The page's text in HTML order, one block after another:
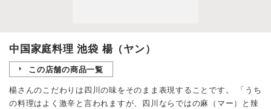
中国家庭料理 池袋 楊（ヤン）
この店舗の商品一覧
楊さんのこだわりは四川の味をそのまま表現することです。 「うち
の料理はよく激辛と言われますが、四川ならではの麻（マー）と辣